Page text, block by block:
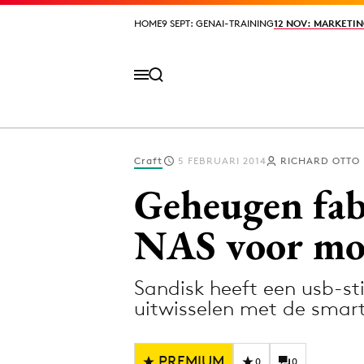
HOME9 SEPT: GENAI-TRAINING12 NOV:
HOME9 SEPT: GENAI-TRAINING12 NOV:
Design
Digital
Diversiteit
Craft 5 FEBRUARI 2014 RICHARD OTTO
Geheugen
NAS voor
Sandisk heeft een usb-
uitwisselen met de
0 0